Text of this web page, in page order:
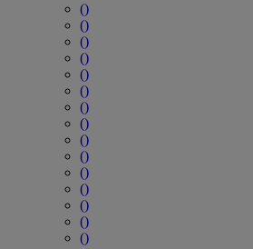
()
()
()
()
()
()
()
()
()
()
()
()
()
()
()